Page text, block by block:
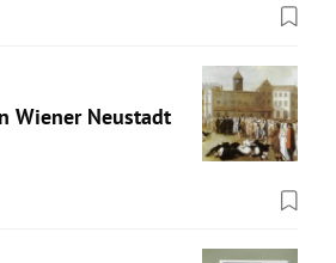
Wiener Neustadt